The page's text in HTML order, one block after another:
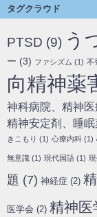
タグクラウド
PTSD (9) う
ー (3) ファシズム (1) 不
向精神薬
神科病院、精神
精神安定剤、睡眠
きこもり (1) 心療内科 (1)
無意識 (1) 現代国語 (1)
題 (7) 神経症 (2)
医学会 (2) 精神医